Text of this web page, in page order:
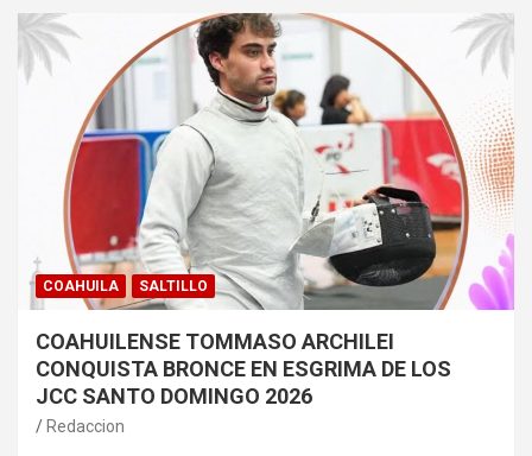
COAHUILA SALTILLO
COAHUILENSE TOMMASO ARCHILEI
CONQUISTA BRONCE EN ESGRIMA DE LOS
JCC SANTO DOMINGO 2026
Redaccion